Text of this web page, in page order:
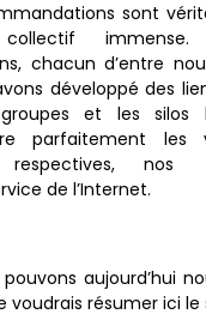
sont
chacun d’entre
développé des
et les silos
parfaitement les
respectives, nos
de l’Internet.
aujourd’hui
voudrais résumer ici